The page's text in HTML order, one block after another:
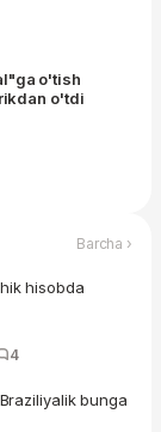
o'tish
o'tdi
Barcha ›
hisobda
4
bunga